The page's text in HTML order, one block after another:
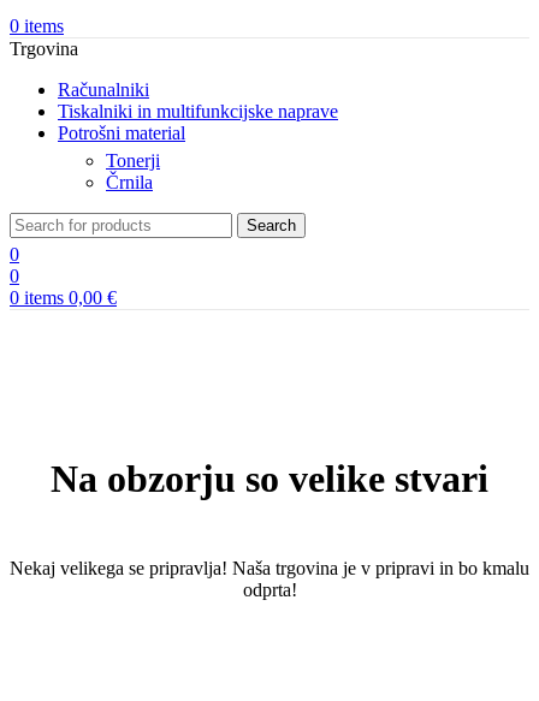
0 items
Trgovina
Računalniki
Tiskalniki in multifunkcijske naprave
Potrošni material
Tonerji
Črnila
Search
0
0
0 items 0,00 €
Na obzorju so velike stvari
Nekaj ​​velikega se pripravlja! Naša trgovina je v pripravi in ​​bo kmalu
odprta!